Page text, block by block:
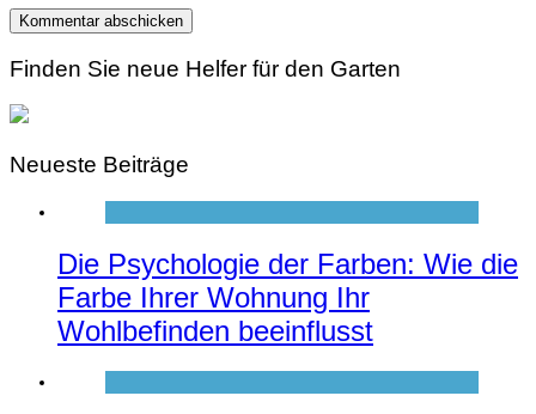
Finden Sie neue Helfer für den Garten
Neueste Beiträge
Die Psychologie der Farben: Wie die
Farbe Ihrer Wohnung Ihr
Wohlbefinden beeinflusst